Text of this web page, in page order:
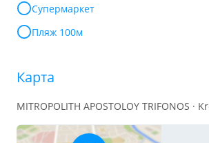
Супермаркет
Пляж 100м
Карта
MITROPOLITH APOSTOLOY TRIFONOS ·